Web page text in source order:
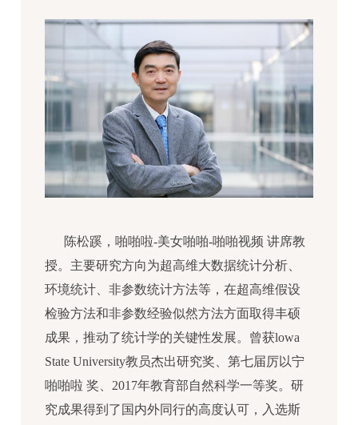
陈松蹊，啪啪啦-美女啪啪-啪啪视频 讲席教
授。主要研究方向为超高维大数据统计分析、
环境统计、非参数统计方法等，在超高维假设
检验方法和非参数经验似然方法方面取得丰硕
成果，推动了统计学的关键性发展。曾获lowa
State University教员杰出研究奖、第七届厉以宁
啪啪啦 奖、2017年教育部自然科学一等奖。研
究成果得到了国内外同行的高度认可，入选斯